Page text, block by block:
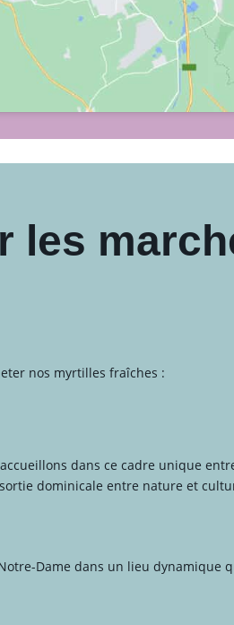
les
nos myrtilles fraîches :
dans ce cadre unique
dominicale entre nature et
Dame dans un lieu dynamique